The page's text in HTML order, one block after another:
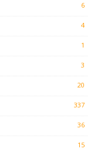
6
4
1
3
20
337
36
15